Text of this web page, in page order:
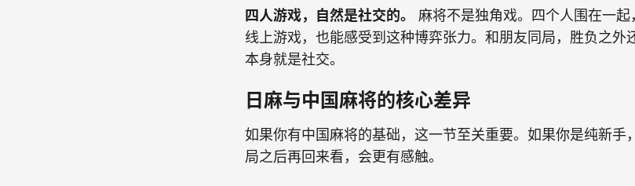
四人游戏，自然是社交的。
麻将不是独角戏。四个人围在一
线上游戏，也能感受到这种博弈张力。和朋友同局，胜负之
本身就是社交。
日麻与中国麻将的核心差异
如果你有中国麻将的基础，这一节至关重要。如果你是纯新
局之后再回来看，会更有感触。